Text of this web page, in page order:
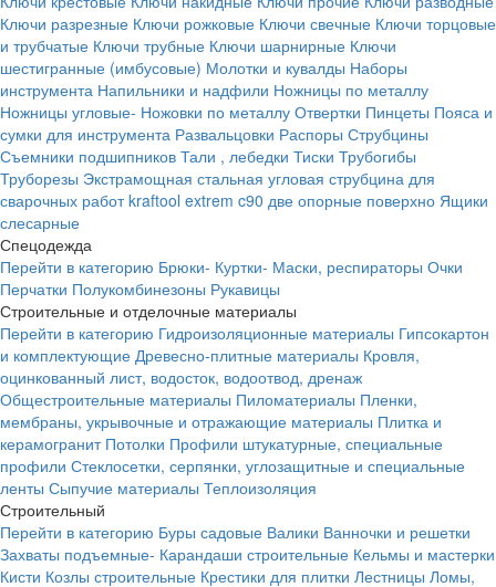
Ключи разрезные Ключи рожковые Ключи свечные Ключи торцовые
и трубчатые Ключи трубные Ключи шарнирные Ключи
шестигранные (имбусовые) Молотки и кувалды Наборы
инструмента Напильники и надфили Ножницы по металлу
Ножницы угловые- Ножовки по металлу Отвертки Пинцеты Пояса и
сумки для инструмента Развальцовки Распоры Струбцины
Съемники подшипников Тали , лебедки Тиски Трубогибы
Труборезы Экстрамощная стальная угловая струбцина для
сварочных работ kraftool extrem c90 две опорные поверхно Ящики
слесарные
Спецодежда
Перейти в категорию Брюки- Куртки- Маски, респираторы Очки
Перчатки Полукомбинезоны Рукавицы
Строительные и отделочные материалы
Перейти в категорию Гидроизоляционные материалы Гипсокартон
и комплектующие Древесно-плитные материалы Кровля,
оцинкованный лист, водосток, водоотвод, дренаж
Общестроительные материалы Пиломатериалы Пленки,
мембраны, укрывочные и отражающие материалы Плитка и
керамогранит Потолки Профили штукатурные, специальные
профили Стеклосетки, серпянки, углозащитные и специальные
ленты Сыпучие материалы Теплоизоляция
Строительный
Перейти в категорию Буры садовые Валики Ванночки и решетки
Захваты подъемные- Карандаши строительные Кельмы и мастерки
Кисти Козлы строительные Крестики для плитки Лестницы Ломы,